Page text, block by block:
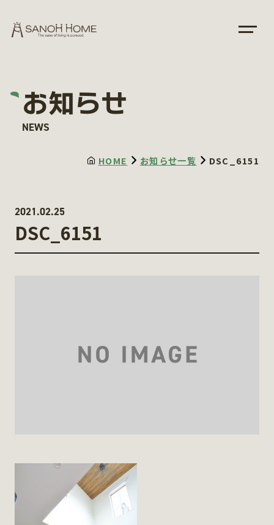
お知らせ
NEWS
HOME お知らせ一覧 DSC_6151
2021.02.25
DSC_6151